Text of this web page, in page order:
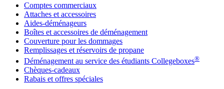
Comptes commerciaux
Attaches et accessoires
Aides-déménageurs
Boîtes et accessoires de déménagement
Couverture pour les dommages
Remplissages et réservoirs de propane
Déménagement au service des étudiants Collegeboxes®
Chèques-cadeaux
Rabais et offres spéciales